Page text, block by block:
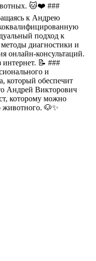
🐱❤️ ###
к Андрею
подход к
диагностики и
онлайн-консультаций.
интернет. 📝 ###
и
который обеспечит
Андрей Викторович
которому можно
животного. 🐶✨